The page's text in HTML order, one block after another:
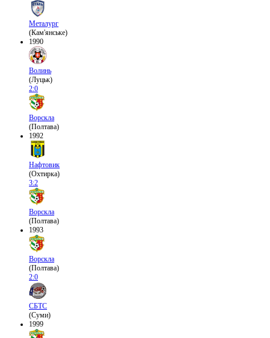
Металург
(Кам'янське)
1990
Волинь
(Луцьк)
2:0
Ворскла
(Полтава)
1992
Нафтовик
(Охтирка)
3:2
Ворскла
(Полтава)
1993
Ворскла
(Полтава)
2:0
СБТС
(Суми)
1999